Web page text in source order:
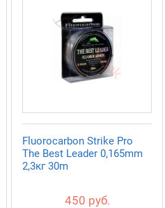
Fluorocarbon Strike Pro
The Best Leader 0,165mm
2,3кг 30m
450 руб.